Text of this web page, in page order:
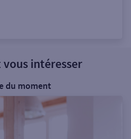
vous intéresser
du moment